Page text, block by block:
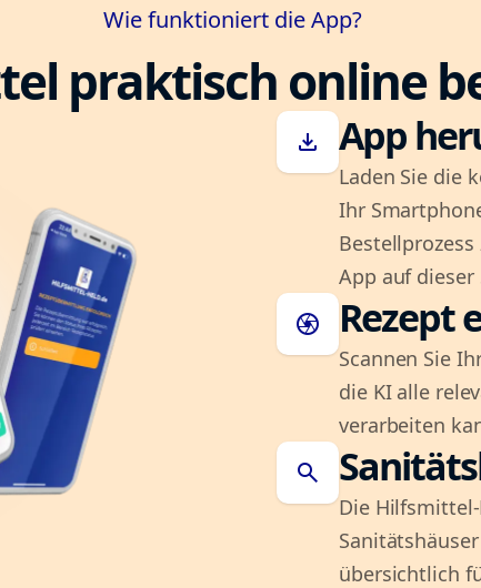
Wie funktioniert die App?
praktisch online
download App
Laden Sie die
Ihr
App auf dieser
camera Rezept
Scannen Sie
die KI alle
verarbeiten
search
Die
übersichtlich